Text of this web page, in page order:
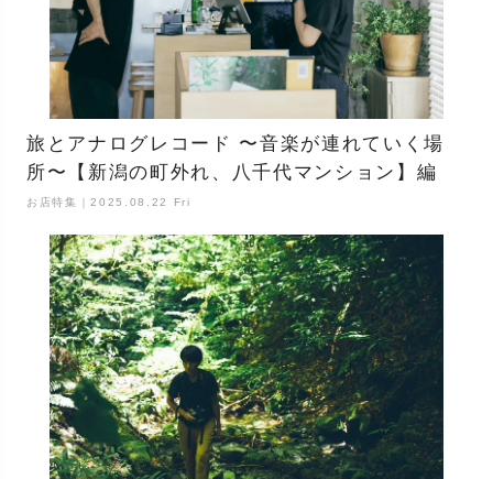
旅とアナログレコード 〜音楽が連れていく場
所〜【新潟の町外れ、八千代マンション】編
お店特集｜2025.08.22 Fri